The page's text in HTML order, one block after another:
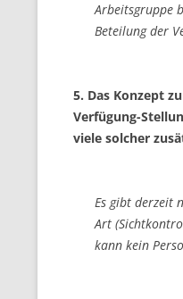
Arbeitsgruppe
Beteilung der
5. Das Konzept
Verfügung-
viele solcher
Es gibt derzeit
Art
kann kein